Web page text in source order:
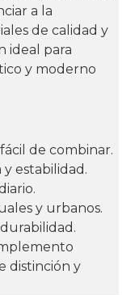
a la
de calidad y
ideal para
y moderno
de combinar.
estabilidad.
y urbanos.
distinción y